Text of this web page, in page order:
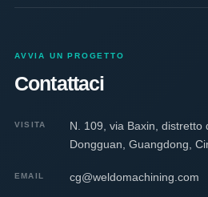
AVVIA UN PROGETTO
Contattaci
VISITA
N. 109, via Baxin, distretto
Dongguan, Guangdong,
EMAIL cg@weldomachining.com